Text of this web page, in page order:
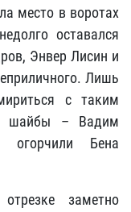
место в воротах
оставался
Энвер Лисин и
Лишь
с таким
шайбы – Вадим
Бена
заметно